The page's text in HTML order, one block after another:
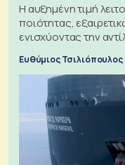
Η αυξημένη τιμή
ποιότητας,
ενισχύοντας την
Ευθύμιος Τσιλιόπουλος